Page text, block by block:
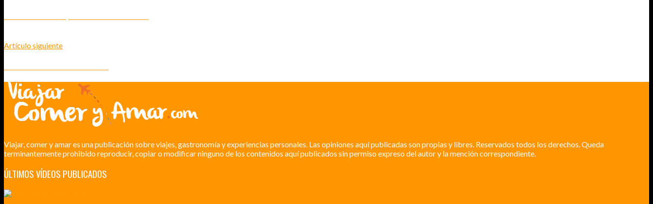
Artículo siguiente
Viajar, comer y amar es una publicación sobre viajes, gastronomía y experiencias personales. Las opiniones aquí publicadas son propias y libres. Reservados todos los derechos. Queda
terminantemente prohibido reproducir, copiar o modificar ninguno de los contenidos aquí publicados sin permiso expreso del autor y la mención correspondiente.
ÚLTIMOS VÍDEOS PUBLICADOS